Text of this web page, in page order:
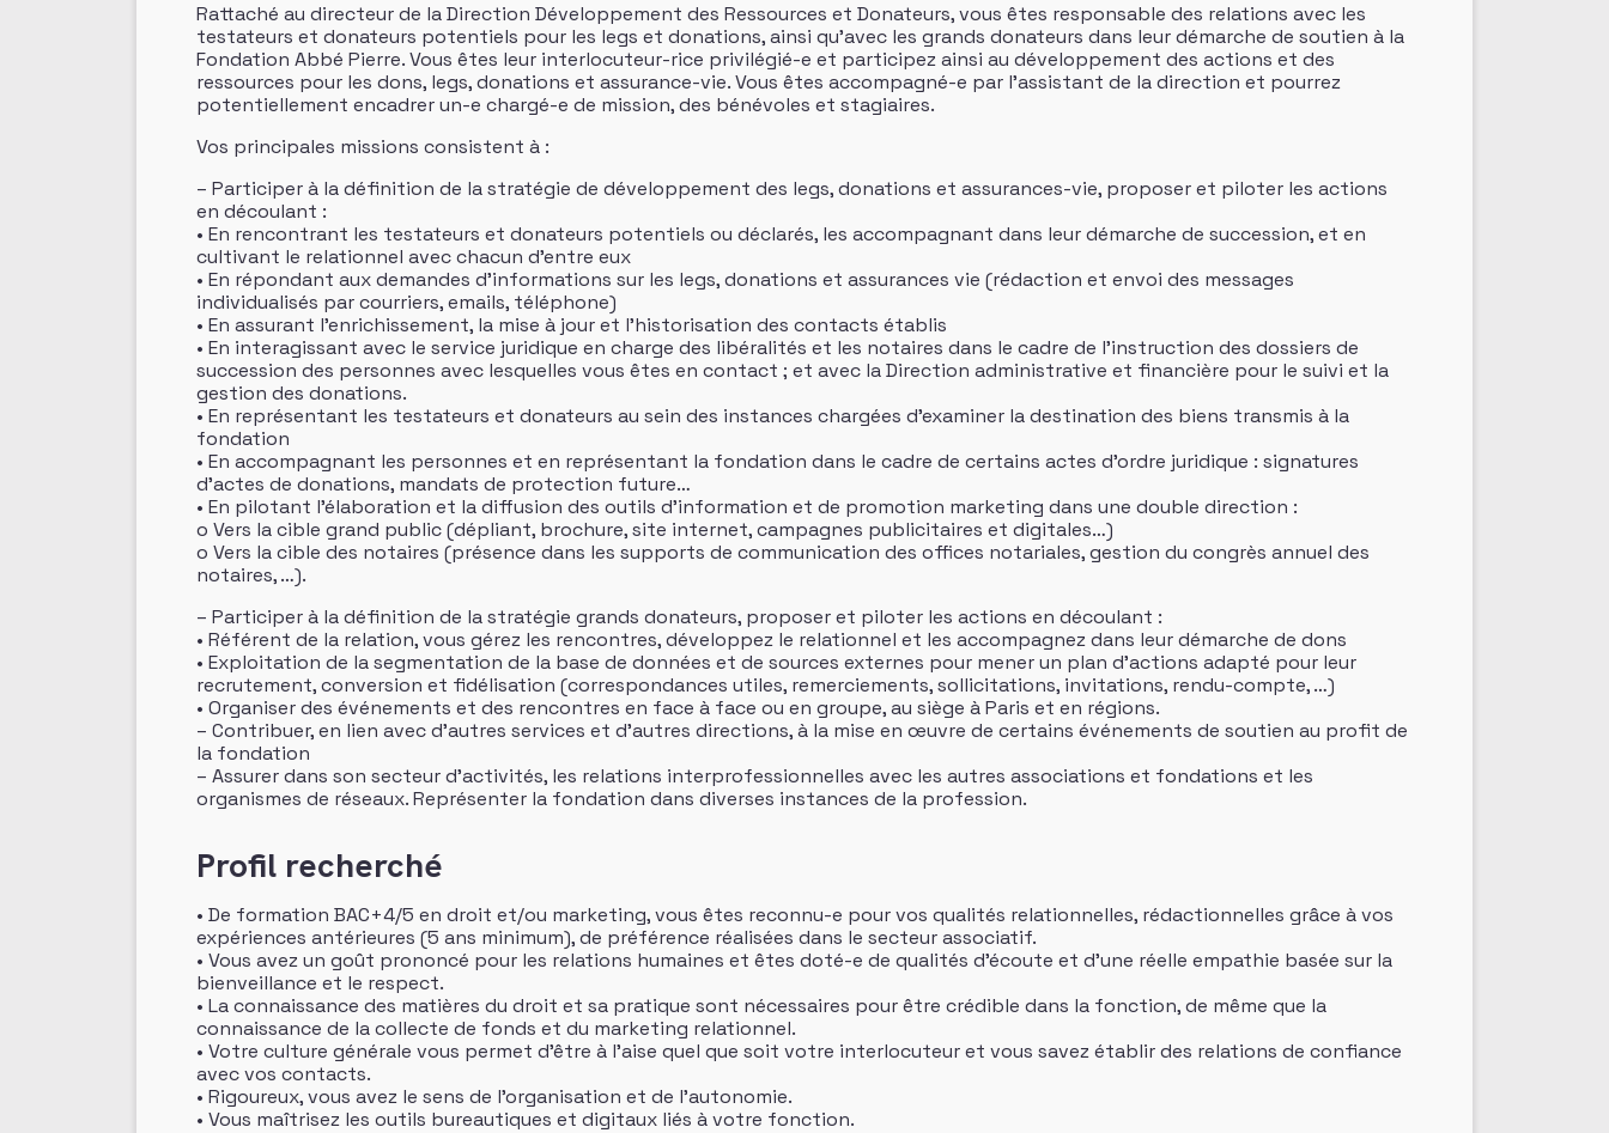
Rattaché au directeur de la Direction Développement des Ressources et Donateurs, vous êtes responsable des relations avec les
testateurs et donateurs potentiels pour les legs et donations, ainsi qu’avec les grands donateurs dans leur démarche de soutien à la
Fondation Abbé Pierre. Vous êtes leur interlocuteur-rice privilégié-e et participez ainsi au développement des actions et des
ressources pour les dons, legs, donations et assurance-vie. Vous êtes accompagné-e par l’assistant de la direction et pourrez
potentiellement encadrer un-e chargé-e de mission, des bénévoles et stagiaires.
Vos principales missions consistent à :
– Participer à la définition de la stratégie de développement des legs, donations et assurances-vie, proposer et piloter les actions
en découlant :
• En rencontrant les testateurs et donateurs potentiels ou déclarés, les accompagnant dans leur démarche de succession, et en
cultivant le relationnel avec chacun d’entre eux
• En répondant aux demandes d’informations sur les legs, donations et assurances vie (rédaction et envoi des messages
individualisés par courriers, emails, téléphone)
• En assurant l’enrichissement, la mise à jour et l’historisation des contacts établis
• En interagissant avec le service juridique en charge des libéralités et les notaires dans le cadre de l’instruction des dossiers de
succession des personnes avec lesquelles vous êtes en contact ; et avec la Direction administrative et financière pour le suivi et la
gestion des donations.
• En représentant les testateurs et donateurs au sein des instances chargées d’examiner la destination des biens transmis à la
fondation
• En accompagnant les personnes et en représentant la fondation dans le cadre de certains actes d’ordre juridique : signatures
d’actes de donations, mandats de protection future…
• En pilotant l’élaboration et la diffusion des outils d’information et de promotion marketing dans une double direction :
o Vers la cible grand public (dépliant, brochure, site internet, campagnes publicitaires et digitales…)
o Vers la cible des notaires (présence dans les supports de communication des offices notariales, gestion du congrès annuel des
notaires, …).
– Participer à la définition de la stratégie grands donateurs, proposer et piloter les actions en découlant :
• Référent de la relation, vous gérez les rencontres, développez le relationnel et les accompagnez dans leur démarche de dons
• Exploitation de la segmentation de la base de données et de sources externes pour mener un plan d’actions adapté pour leur
recrutement, conversion et fidélisation (correspondances utiles, remerciements, sollicitations, invitations, rendu-compte, …)
• Organiser des événements et des rencontres en face à face ou en groupe, au siège à Paris et en régions.
– Contribuer, en lien avec d’autres services et d’autres directions, à la mise en œuvre de certains événements de soutien au profit de
la fondation
– Assurer dans son secteur d’activités, les relations interprofessionnelles avec les autres associations et fondations et les
organismes de réseaux. Représenter la fondation dans diverses instances de la profession.
Profil recherché
• De formation BAC+4/5 en droit et/ou marketing, vous êtes reconnu-e pour vos qualités relationnelles, rédactionnelles grâce à vos
expériences antérieures (5 ans minimum), de préférence réalisées dans le secteur associatif.
• Vous avez un goût prononcé pour les relations humaines et êtes doté-e de qualités d’écoute et d’une réelle empathie basée sur la
bienveillance et le respect.
• La connaissance des matières du droit et sa pratique sont nécessaires pour être crédible dans la fonction, de même que la
connaissance de la collecte de fonds et du marketing relationnel.
• Votre culture générale vous permet d’être à l’aise quel que soit votre interlocuteur et vous savez établir des relations de confiance
avec vos contacts.
• Rigoureux, vous avez le sens de l’organisation et de l’autonomie.
• Vous maîtrisez les outils bureautiques et digitaux liés à votre fonction.